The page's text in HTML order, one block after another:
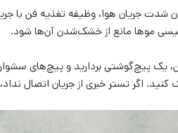
شدت جریان هوا، وظیفه تغذیه فن با
موها مانع از خشک‌شدن آن‌ها شود.
یک پیچ‌گوشتی بردارید و پیچ‌های سشوار
کنید. اگر تستر خبری از جریان اتصال